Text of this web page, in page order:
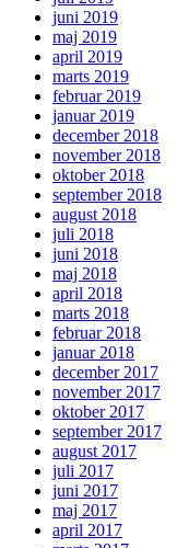
juni 2019
maj 2019
april 2019
marts 2019
februar 2019
januar 2019
december 2018
november 2018
oktober 2018
september 2018
august 2018
juli 2018
juni 2018
maj 2018
april 2018
marts 2018
februar 2018
januar 2018
december 2017
november 2017
oktober 2017
september 2017
august 2017
juli 2017
juni 2017
maj 2017
april 2017